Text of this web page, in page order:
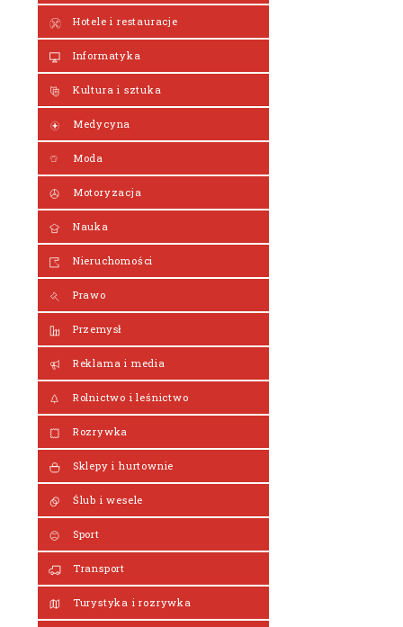
Hotele i restauracje
Informatyka
Kultura i sztuka
Medycyna
Moda
Motoryzacja
Nauka
Nieruchomości
Prawo
Przemysł
Reklama i media
Rolnictwo i leśnictwo
Rozrywka
Sklepy i hurtownie
Ślub i wesele
Sport
Transport
Turystyka i rozrywka